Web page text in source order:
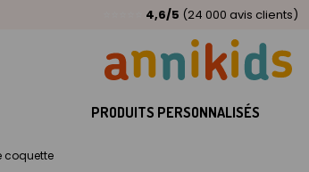
Livraison relais offertedès 59€🚚
Palmarès Capital 2025 :Annikids N°1
4,6/5 (24 000 avis clients)
PRODUITS PERSONNALISÉS
coquette